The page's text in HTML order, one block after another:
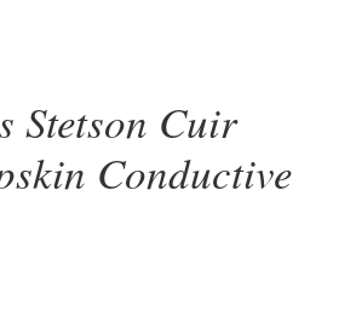
Stetson Cuir
Conductive